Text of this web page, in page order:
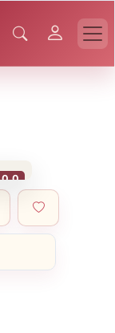
0.0